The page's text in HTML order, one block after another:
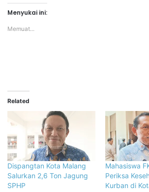
Menyukai ini:
Memuat...
Related
Dispangtan Kota Malang
Salurkan 2,6 Ton Jagung
SPHP
Mahasiswa
Periksa
Kurban di